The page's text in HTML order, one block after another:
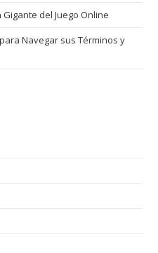
del Juego Online
Navegar sus Términos y